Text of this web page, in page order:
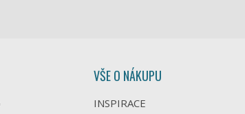
VŠE O NÁKUPU
INSPIRACE